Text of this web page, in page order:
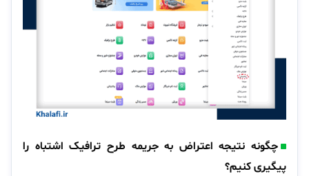
چگونه نتیجه اعتراض به جریمه طرح ترافیک اشتباه را
پیگیری کنیم؟